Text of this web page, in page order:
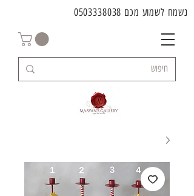
נשמח לשמוע מכם 0503338038